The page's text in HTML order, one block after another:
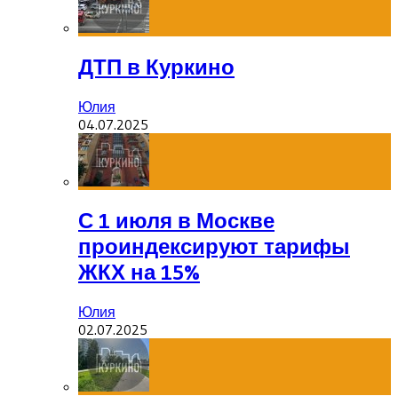
ДТП в Куркино
Юлия
04.07.2025
С 1 июля в Москве
проиндексируют тарифы
ЖКХ на 15%
Юлия
02.07.2025